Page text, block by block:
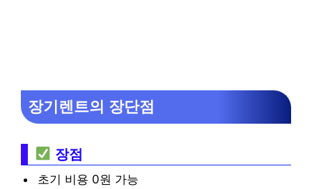
장기렌트의 장단점
장점
초기 비용 0원 가능